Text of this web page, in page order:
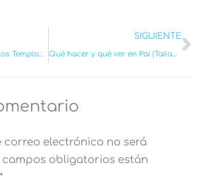
Consejos para visitar los Templos de Bali sin Cagarla [2026]
SIGUIENTE
Qué hacer y qué ver en Pai (Tailandia): Imprescindibles + Mapa
correo electrónico no será
campos obligatorios están
*